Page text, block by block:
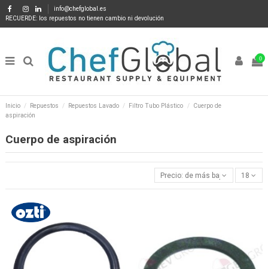
info@chefglobal.es
RECUERDE: los repuestos no tienen cambio ni devolución
0
Inicio Repuestos Repuestos Lavado Filtro Tubo Plástico
Cuerpo de
aspiración
Cuerpo de aspiración
Precio: de más bajo a más alto
18